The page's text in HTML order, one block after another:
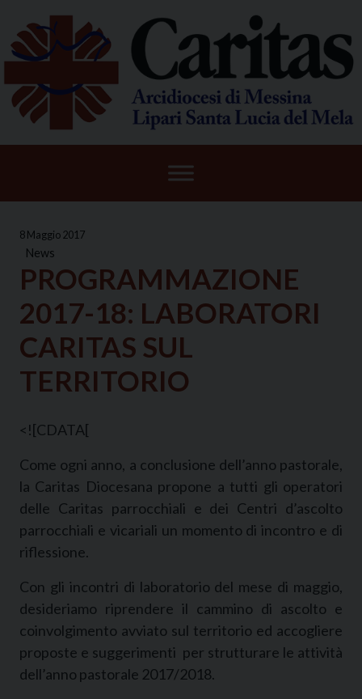
content
8 Maggio 2017
News
PROGRAMMAZIONE
2017-18: LABORATORI
CARITAS SUL
TERRITORIO
<![CDATA[
Come ogni anno, a conclusione dell’anno pastorale,
la Caritas Diocesana propone a tutti gli operatori
delle Caritas parrocchiali e dei Centri d’ascolto
parrocchiali e vicariali un momento di incontro e di
riflessione.
Con gli incontri di laboratorio del mese di maggio,
desideriamo riprendere il cammino di ascolto e
coinvolgimento avviato sul territorio ed accogliere
proposte e suggerimenti per strutturare le attività
dell’anno pastorale 2017/2018.